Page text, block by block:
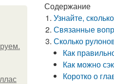
Содержание
Узнайте,
Связанные
Сколько
Как
Как можно
Коротко о